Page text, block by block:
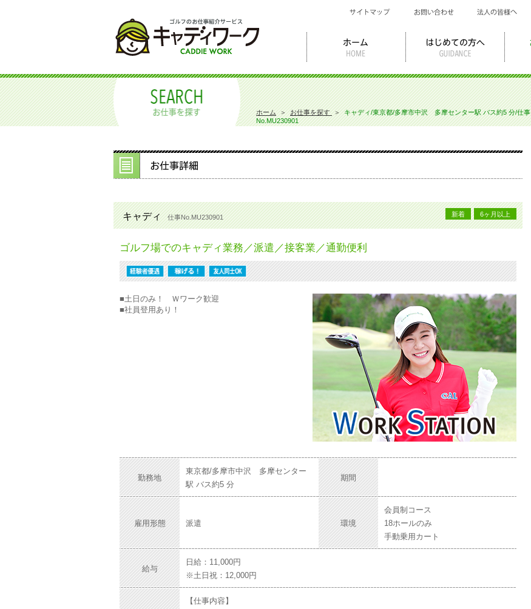
ホーム＞お仕事を探す＞キャディ/東京都/多摩市中沢 多摩センター駅 バス約5 分/仕事
No.MU230901
キャディ 仕事No.MU230901 新着 6ヶ月以上
ゴルフ場でのキャディ業務／派遣／接客業／通勤便利
■土日のみ！ Ｗワーク歓迎
■社員登用あり！
勤務地
東京都/多摩市中沢 多摩センター
駅 バス約5 分
期間
雇用形態 派遣 環境
会員制コース
18ホールのみ
手動乗用カート
給与
日給：11,000円
※土日祝：12,000円
【仕事内容】